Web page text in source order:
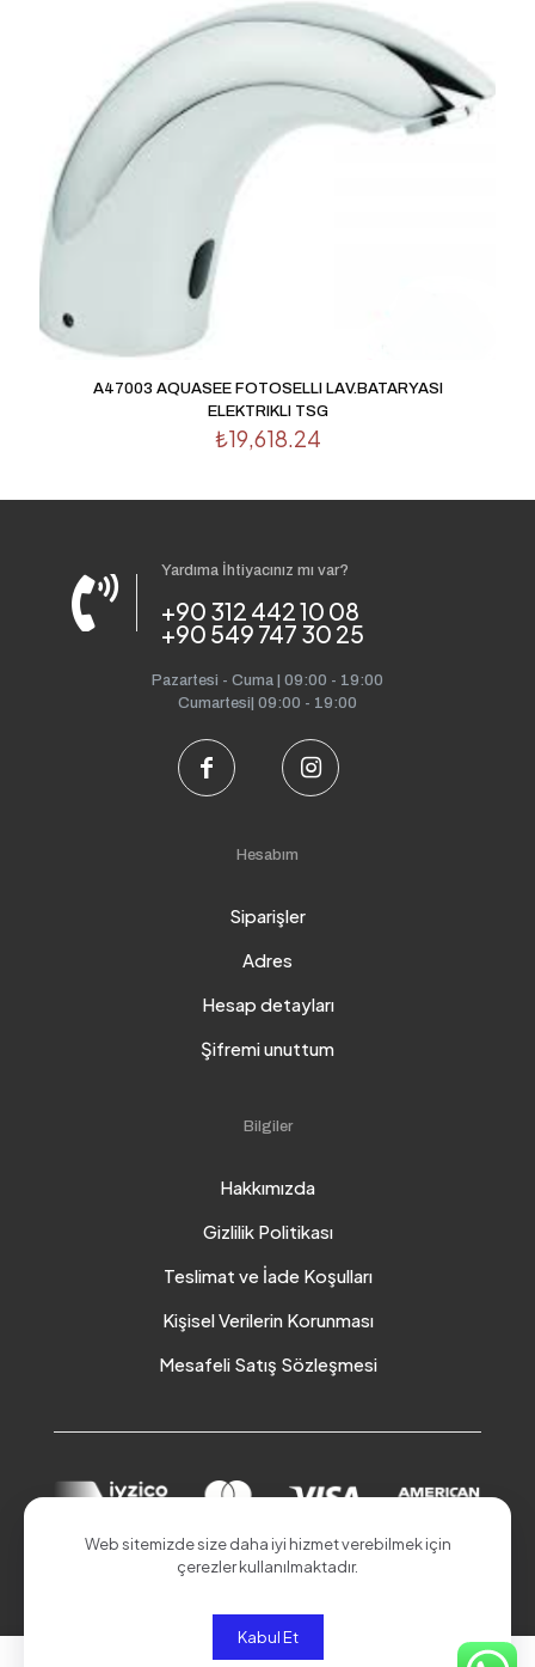
A47003 AQUASEE FOTOSELLI LAV.BATARYASI
ELEKTRIKLI TSG
₺19,618.24
Yardıma İhtiyacınız mı var?
+90 312 442 10 08
+90 549 747 30 25
Pazartesi - Cuma | 09:00 - 19:00
Cumartesi| 09:00 - 19:00
Hesabım
Siparişler
Adres
Hesap detayları
Şifremi unuttum
Bilgiler
Hakkımızda
Gizlilik Politikası
Teslimat ve İade Koşulları
Kişisel Verilerin Korunması
Mesafeli Satış Sözleşmesi
© 2026 Akduman Online | Tüm Hakları Saklıdır.
Web sitemizde size daha iyi hizmet verebilmek için
çerezler kullanılmaktadır.
Kabul Et